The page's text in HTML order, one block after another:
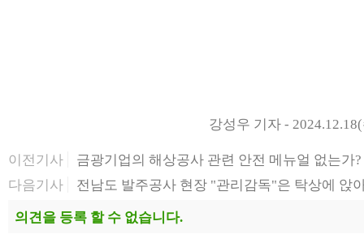
강성우 기자 -
이전기사
금광기업의 해상공사 관련 안전 메뉴얼 없는가?
다음기사
전남도 발주공사 현장 "관리감독"은 탁상에 앉
의견을 등록 할 수 없습니다.